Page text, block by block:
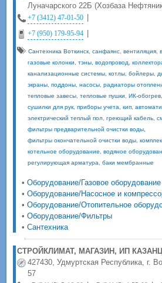
Луначарского 22Б (Хозбаза
+7 (3412) 47-01-50 |
+7 (950) 179-95-94 |
Сантехника Воткинск, санфаянс, вентиляция,
газовые колонки
тэны, водопровод
канализационные системы, котлы, бойлеры,
экраны, поддоны, насосы, радиаторы
тепловые завесы, тепловые пушки ИК-обогрев,
сушилки для рук, приборы учета кип,
электрический теплый пол, греющий кабель,
фильтры предварительной очистки воды,
фильтры окончательной очистки воды,
котельное оборудование
водяное
регулирующая арматура
баки мембранные
• Оборудование/Газовое оборудование
• Оборудование/Насосное и
• Оборудование/Отопительное
• Оборудование/Фильтры
• Сантехника
СТРОЙКЛИМАТ, МАГАЗИН, ИП
427430, Удмуртская Республика, г.
57